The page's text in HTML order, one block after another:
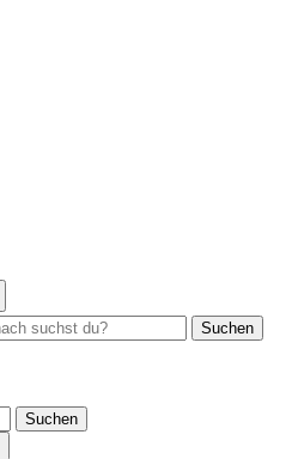
Suchen
Suchen